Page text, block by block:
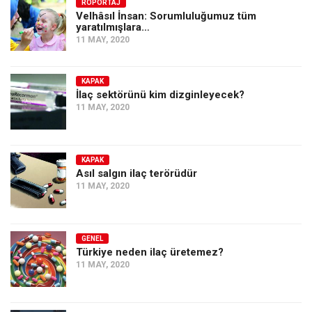
Amerika
Avustralya
Tarih
Düşünce
Dosyalar
RÖPORTAJ
Velhâsıl İnsan: Sorumluluğumuz tüm
yaratılmışlara…
11 MAY, 2020
KAPAK
İlaç sektörünü kim dizginleyecek?
11 MAY, 2020
KAPAK
Asıl salgın ilaç terörüdür
11 MAY, 2020
GENEL
Türkiye neden ilaç üretemez?
11 MAY, 2020